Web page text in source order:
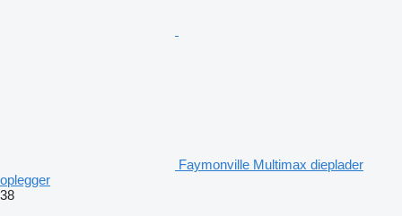
Faymonville Multimax dieplader
oplegger
38